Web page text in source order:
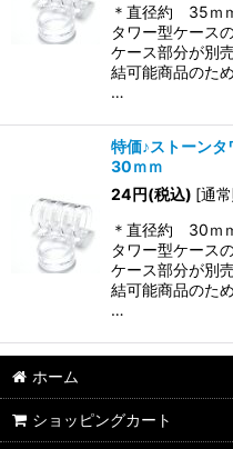
＊直径約 35ｍ
タワー型ケース
ケース部分が別
結可能商品のた
…
特価♪ストーン
30ｍｍ
24円(税込) [通
＊直径約 30ｍ
タワー型ケース
ケース部分が別
結可能商品のた
…
ホーム
ショッピングカート